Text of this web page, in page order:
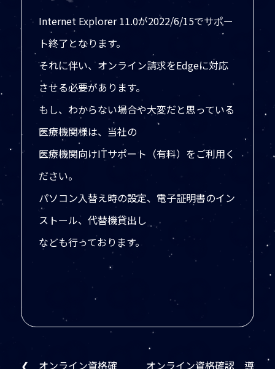
Internet Explorer 11.0が2022/6/15でサポー
ト終了となります。
それに伴い、オンライン請求をEdgeに対応
させる必要があります。
もし、わからない場合や大変だと思っている
医療機関様は、当社の
医療機関向けITサポート（有料）をご利用く
ださい。
パソコン入替え時の設定、電子証明書のイン
ストール、代替機貸出し
なども行っております。
❮ オンライン資格確 オンライン資格確認 導